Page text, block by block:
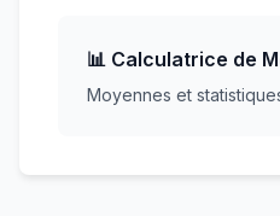
📊 Calculatrice de
Moyennes et